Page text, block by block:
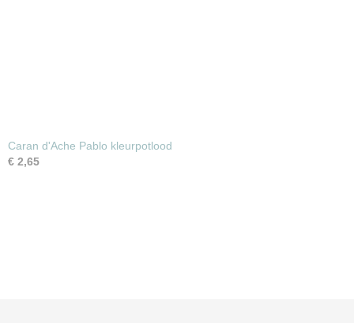
Caran d'Ache Pablo kleurpotlood
€ 2,65